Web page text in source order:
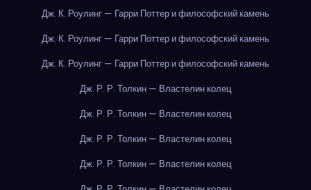
Дж. К. Роулинг — Гарри Поттер и философский камень
Дж. К. Роулинг — Гарри Поттер и философский камень
Дж. К. Роулинг — Гарри Поттер и философский камень
Дж. Р. Р. Толкин — Властелин колец
Дж. Р. Р. Толкин — Властелин колец
Дж. Р. Р. Толкин — Властелин колец
Дж. Р. Р. Толкин — Властелин колец